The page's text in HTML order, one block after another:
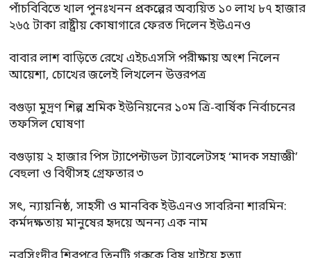
পাঁচবিবিতে খাল পুনঃখনন প্রকল্পের অব্যয়িত ১০ লাখ ৮৭ হাজার
২৬৫ টাকা রাষ্ট্রীয় কোষাগারে ফেরত দিলেন ইউএনও
বাবার লাশ বাড়িতে রেখে এইচএসসি পরীক্ষায় অংশ নিলেন
আয়েশা, চোখের জলেই লিখলেন উত্তরপত্র
বগুড়া মুদ্রণ শিল্প শ্রমিক ইউনিয়নের ১০ম ত্রি-বার্ষিক নির্বাচনের
তফসিল ঘোষণা
বগুড়ায় ২ হাজার পিস ট্যাপেন্টাডল ট্যাবলেটসহ ‘মাদক সম্রাজ্ঞী’
বেহুলা ও বিথীসহ গ্রেফতার ৩
সৎ, ন্যায়নিষ্ঠ, সাহসী ও মানবিক ইউএনও সাবরিনা শারমিন:
কর্মদক্ষতায় মানুষের হৃদয়ে অনন্য এক নাম